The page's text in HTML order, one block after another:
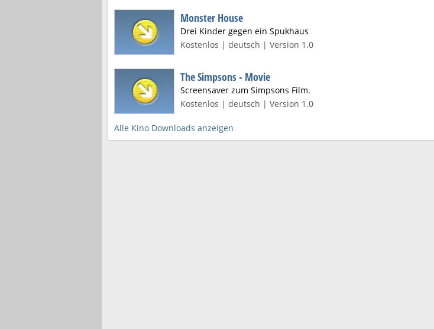
Monster House
Drei Kinder gegen ein Spukhaus
Kostenlos | deutsch | Version 1.0
The Simpsons - Movie
Screensaver zum Simpsons Film.
Kostenlos | deutsch | Version 1.0
Alle Kino Downloads anzeigen